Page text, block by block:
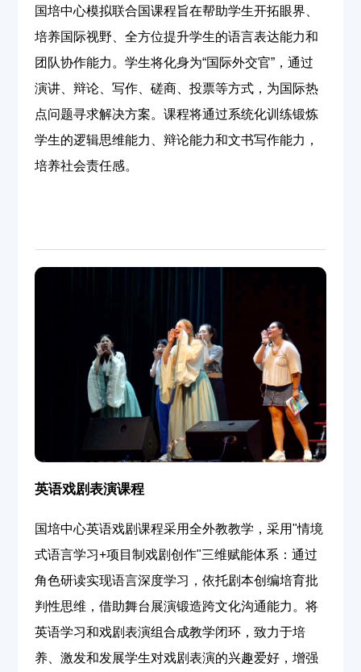
国培中心模拟联合国课程旨在帮助学生开拓眼界、
培养国际视野、全方位提升学生的语言表达能力和
团队协作能力。学生将化身为“国际外交官”，通过
演讲、辩论、写作、磋商、投票等方式，为国际热
点问题寻求解决方案。课程将通过系统化训练锻炼
学生的逻辑思维能力、辩论能力和文书写作能力，
培养社会责任感。
英语戏剧表演课程
国培中心英语戏剧课程采用全外教教学，采用"情境
式语言学习+项目制戏剧创作"三维赋能体系：通过
角色研读实现语言深度学习，依托剧本创编培育批
判性思维，借助舞台展演锻造跨文化沟通能力。将
英语学习和戏剧表演组合成教学闭环，致力于培
养、激发和发展学生对戏剧表演的兴趣爱好，增强